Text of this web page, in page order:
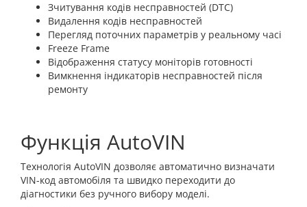
Зчитування кодів несправностей (DTC)
Видалення кодів несправностей
Перегляд поточних параметрів у реальному часі
Freeze Frame
Відображення статусу моніторів готовності
Вимкнення індикаторів несправностей після
ремонту
Функція AutoVIN
Технологія AutoVIN дозволяє автоматично визначати
VIN-код автомобіля та швидко переходити до
діагностики без ручного вибору моделі.